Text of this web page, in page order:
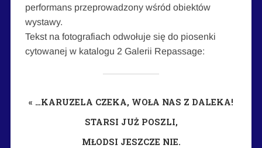
performans przeprowadzony wśród obiektów
wystawy.
Tekst na fotografiach odwołuje się do piosenki
cytowanej w katalogu 2 Galerii Repassage:
« …KARUZELA CZEKA, WOŁA NAS Z DALEKA!
STARSI JUŻ POSZLI,
MŁODSI JESZCZE NIE.